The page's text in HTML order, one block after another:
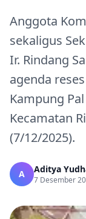
Anggota
sekaligus
Ir. Rindang
agenda
Kampung
Kecamatan
(7/12/2025).
A Aditya
7 Desember